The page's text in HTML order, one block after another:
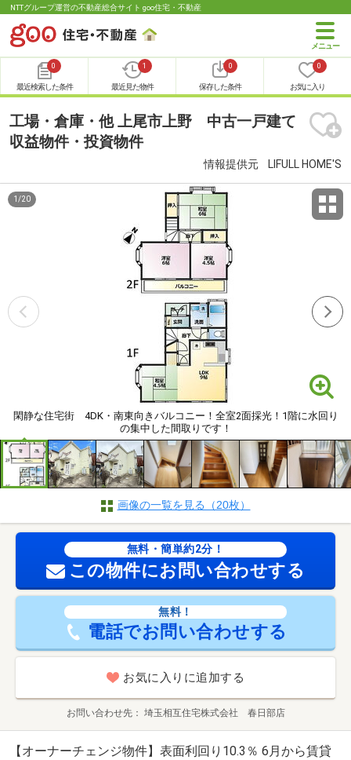
NTTグループ運営の不動産総合サイト goo住宅・不動産
0
最近検索した条件
1
最近見た物件
0
保存した条件
0
お気に入り
工場・倉庫・他 上尾市上野 中古一戸建て
収益物件・投資物件
情報提供元 LIFULL HOME'S
閑静な住宅街 4DK・南東向きバルコニー！全室2面採光！1階に水回り
の集中した間取りです！
1 /20
画像の一覧を見る（20枚）
無料・簡単約2分！
この物件にお問い合わせする
無料！
電話でお問い合わせする
お気に入りに追加する
お問い合わせ先 埼玉相互住宅株式会社 春日部店
【オーナーチェンジ物件】表面利回り10.3％ 6月から賃貸